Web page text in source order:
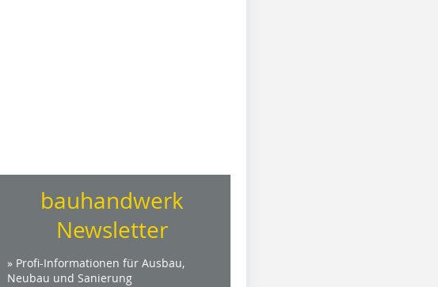
bauhandwerk
Newsletter
» Profi-Informationen für Ausbau,
Neubau und Sanierung